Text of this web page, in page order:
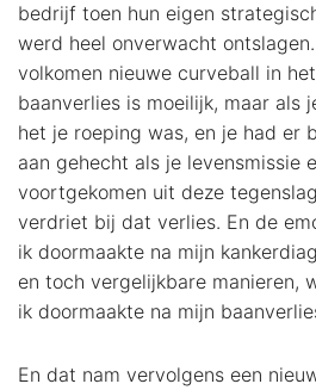
bedrijf toen hun eigen
werd heel onverwacht
volkomen nieuwe curveball in
baanverlies is moeilijk, maar als
het je roeping was, en je had er
aan gehecht als je levensmissie
voortgekomen uit deze
verdriet bij dat verlies. En de
ik doormaakte na mijn
en toch vergelijkbare manieren,
ik doormaakte na mijn
En dat nam vervolgens een